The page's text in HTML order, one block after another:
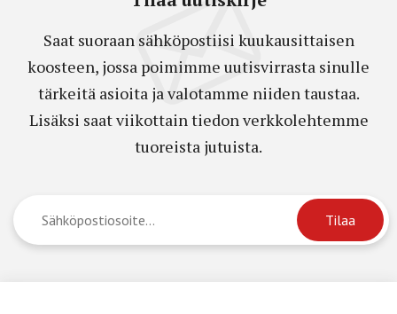
Saat suoraan sähköpostiisi kuukausittaisen
koosteen, jossa poimimme uutisvirrasta sinulle
tärkeitä asioita ja valotamme niiden taustaa.
Lisäksi saat viikottain tiedon verkkolehtemme
tuoreista jutuista.